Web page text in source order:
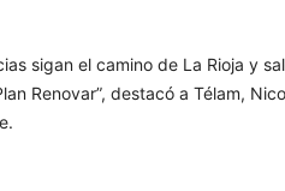
sigan el camino de La Rioja y
Renovar”, destacó a Télam,